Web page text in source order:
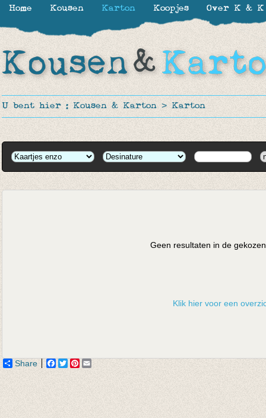
U bent hier : Kousen & Karton > Karton
Geen resultaten in de
Klik hier voor een
Share Facebook
TwitterPinterest
Home Kousen Karton Koopjes Over K & K